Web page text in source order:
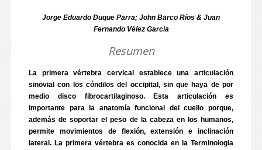
Jorge Eduardo Duque Parra; John Barco Ríos & Juan
Fernando Vélez García
Resumen
La primera vértebra cervical establece una articulación
sinovial con los cóndilos del occipital, sin que haya de por
medio disco fibrocartilaginoso. Esta articulación es
importante para la anatomía funcional del cuello porque,
además de soportar el peso de la cabeza en los humanos,
permite movimientos de flexión, extensión e inclinación
lateral. La primera vértebra es conocida en la Terminologia